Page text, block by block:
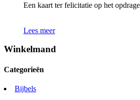
Een kaart ter felicitatie op het
Lees meer
Winkelmand
Categorieën
Bijbels